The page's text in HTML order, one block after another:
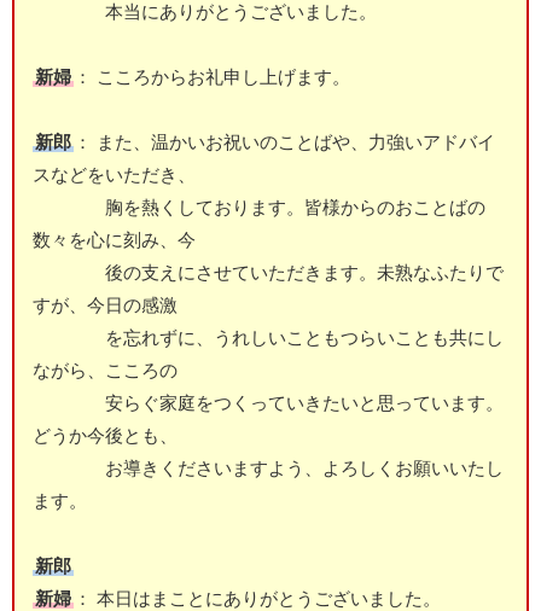
本当にありがとうございました。
新婦： こころからお礼申し上げます。
新郎： また、温かいお祝いのことばや、力強いアドバイ
スなどをいただき、
胸を熱くしております。皆様からのおことばの
数々を心に刻み、今
後の支えにさせていただきます。未熟なふたりで
すが、今日の感激
を忘れずに、うれしいこともつらいことも共にし
ながら、こころの
安らぐ家庭をつくっていきたいと思っています。
どうか今後とも、
お導きくださいますよう、よろしくお願いいたし
ます。
新郎
新婦： 本日はまことにありがとうございました。